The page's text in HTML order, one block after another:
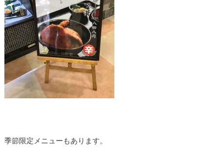
季節限定メニューもあります。